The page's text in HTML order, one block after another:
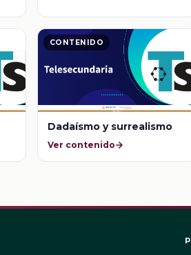
CONTENIDO
Dadaísmo y surrealismo
Ver contenido